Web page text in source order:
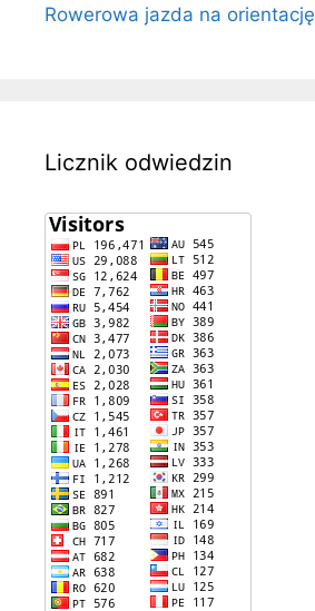
Rowerowa jazda na orientację
Licznik odwiedzin